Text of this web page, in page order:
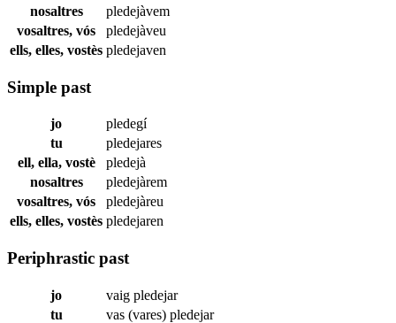
nosaltres
pledejàvem
vosaltres, vós
pledejàveu
ells, elles, vostès pledejaven
Simple past
jo
pledegí
tu
pledejares
ell, ella, vostè
pledejà
nosaltres
pledejàrem
vosaltres, vós
pledejàreu
ells, elles, vostès pledejaren
Periphrastic past
jo vaig pledejar
tu
vas (vares) pledejar